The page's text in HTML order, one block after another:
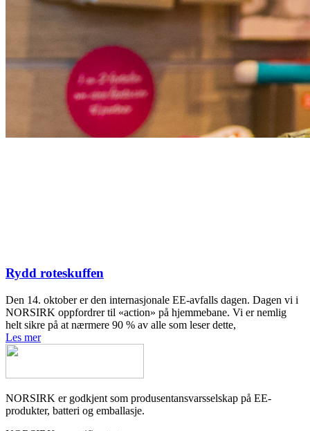
Rydd roteskuffen
Den 14. oktober er den internasjonale EE-avfalls dagen. Dagen vi i
NORSIRK oppfordrer til «action» på hjemmebane. Vi er nemlig
helt sikre på at nærmere 90 % av alle som leser dette,
Les mer
NORSIRK er godkjent som produsentansvarsselskap på EE-
produkter, batteri og emballasje.